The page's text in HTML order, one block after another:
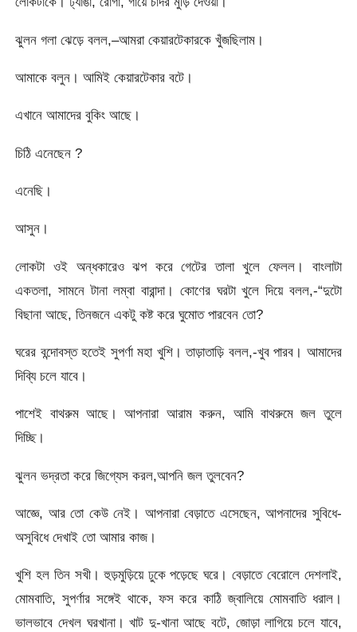
ঝুলন গলা ঝেড়ে বলল,–আমরা কেয়ারটেকারকে খুঁজছিলাম।
আমাকে বলুন। আমিই কেয়ারটেকার বটে।
এখানে আমাদের বুকিং আছে।
চিঠি এনেছেন ?
এনেছি।
আসুন।
লােকটা ওই অন্ধকারেও ঝপ করে গেটের তালা খুলে ফেলল। বাংলাটা
একতলা, সামনে টানা লম্বা বারান্দা। কোণের ঘরটা খুলে দিয়ে বলল,-“দুটো
বিছানা আছে, তিনজনে একটু কষ্ট করে ঘুমােত পারবেন তাে?
ঘরের বন্দোবস্ত হতেই সুপর্ণা মহা খুশি। তাড়াতাড়ি বলল,-খুব পারব। আমাদের
দিব্যি চলে যাবে।
পাশেই বাথরুম আছে। আপনারা আরাম করুন, আমি বাথরুমে জল তুলে
দিচ্ছি।
ঝুলন ভদ্রতা করে জিগ্যেস করল,আপনি জল তুলবেন?
আজ্ঞে, আর তাে কেউ নেই। আপনারা বেড়াতে এসেছেন, আপনাদের সুবিধে-
অসুবিধে দেখাই তাে আমার কাজ।
খুশি হল তিন সখী। হুড়মুড়িয়ে ঢুকে পড়েছে ঘরে। বেড়াতে বেরােলে দেশলাই,
মােমবাতি, সুপর্ণার সঙ্গেই থাকে, ফস করে কাঠি জ্বালিয়ে মােমবাতি ধরাল।
ভালভাবে দেখল ঘরখানা। খাট দু-খানা আছে বটে, জোড়া লাগিয়ে চলে যাবে,